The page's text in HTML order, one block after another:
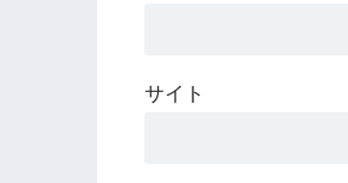
サイト